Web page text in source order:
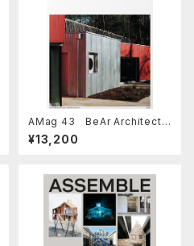
AMag 43 BeAr Architects
/ HANGHAR
¥13,200